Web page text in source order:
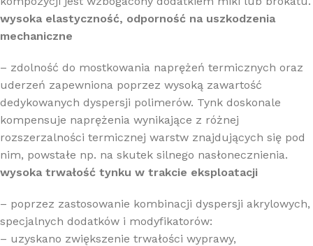
wysoka elastyczność, odporność na uszkodzenia
mechaniczne
– zdolność do mostkowania naprężeń termicznych oraz
uderzeń zapewniona poprzez wysoką zawartość
dedykowanych dyspersji polimerów. Tynk doskonale
kompensuje naprężenia wynikające z różnej
rozszerzalności termicznej warstw znajdujących się pod
nim, powstałe np. na skutek silnego nasłonecznienia.
wysoka trwałość tynku w trakcie eksploatacji
– poprzez zastosowanie kombinacji dyspersji akrylowych,
specjalnych dodatków i modyfikatorów:
– uzyskano zwiększenie trwałości wyprawy,